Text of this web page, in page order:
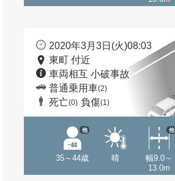
2020年3月3日(火)08:03
東町 付近
車両相互 小破事故
普通乗用車(2)
死亡(0) 負傷(1)
35～44歳
他
晴
幅9.0～
13.0m
他